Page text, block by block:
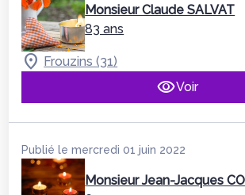
Monsieur Claude SALVAT
83 ans
Frouzins (31)
Voir
Publié le mercredi 01 juin 2022
Monsieur Jean-Jacques